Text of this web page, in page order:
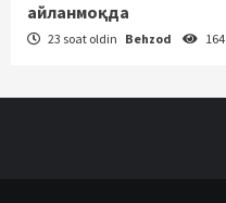
айланмоқда
23 soat oldin Behzod 164